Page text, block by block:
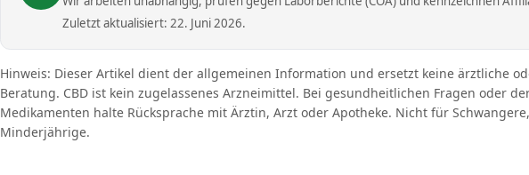
Zuletzt aktualisiert: 22. Juni 2026.
Hinweis: Dieser Artikel dient der allgemeinen Information und ersetzt keine ärztliche
Beratung. CBD ist kein zugelassenes Arzneimittel. Bei gesundheitlichen Fragen oder
Medikamenten halte Rücksprache mit Ärztin, Arzt oder Apotheke. Nicht für
Minderjährige.